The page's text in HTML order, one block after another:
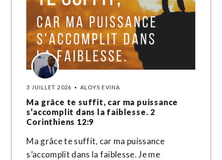
3 JUILLET 2026 ALOYS EVINA
Ma grâce te suffit, car ma puissance
s’accomplit dans la faiblesse. 2
Corinthiens 12:9
Ma grâce te suffit, car ma puissance
s’accomplit dans la faiblesse. Je me